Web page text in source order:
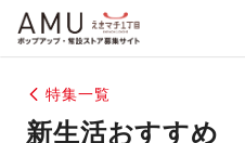
特集一覧
新生活おすすめ